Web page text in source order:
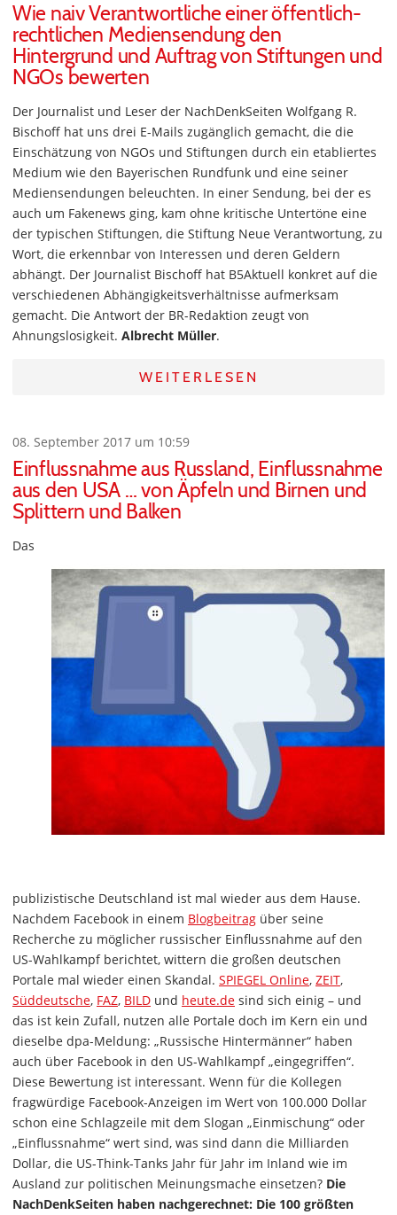
Wie naiv Verantwortliche einer öffentlich-
rechtlichen Mediensendung den
Hintergrund und Auftrag von Stiftungen und
NGOs bewerten
Der Journalist und Leser der NachDenkSeiten Wolfgang R.
Bischoff hat uns drei E-Mails zugänglich gemacht, die die
Einschätzung von NGOs und Stiftungen durch ein etabliertes
Medium wie den Bayerischen Rundfunk und eine seiner
Mediensendungen beleuchten. In einer Sendung, bei der es
auch um Fakenews ging, kam ohne kritische Untertöne eine
der typischen Stiftungen, die Stiftung Neue Verantwortung, zu
Wort, die erkennbar von Interessen und deren Geldern
abhängt. Der Journalist Bischoff hat B5Aktuell konkret auf die
verschiedenen Abhängigkeitsverhältnisse aufmerksam
gemacht. Die Antwort der BR-Redaktion zeugt von
Ahnungslosigkeit. Albrecht Müller.
WEITERLESEN
08. September 2017 um 10:59
Einflussnahme aus Russland, Einflussnahme
aus den USA … von Äpfeln und Birnen und
Splittern und Balken
Das
publizistische Deutschland ist mal wieder aus dem Hause.
Nachdem Facebook in einem Blogbeitrag über seine
Recherche zu möglicher russischer Einflussnahme auf den
US-Wahlkampf berichtet, wittern die großen deutschen
Portale mal wieder einen Skandal. SPIEGEL Online, ZEIT,
Süddeutsche, FAZ, BILD und heute.de sind sich einig – und
das ist kein Zufall, nutzen alle Portale doch im Kern ein und
dieselbe dpa-Meldung: „Russische Hintermänner“ haben
auch über Facebook in den US-Wahlkampf „eingegriffen“.
Diese Bewertung ist interessant. Wenn für die Kollegen
fragwürdige Facebook-Anzeigen im Wert von 100.000 Dollar
schon eine Schlagzeile mit dem Slogan „Einmischung“ oder
„Einflussnahme“ wert sind, was sind dann die Milliarden
Dollar, die US-Think-Tanks Jahr für Jahr im Inland wie im
Ausland zur politischen Meinungsmache einsetzen? Die
NachDenkSeiten haben nachgerechnet: Die 100 größten